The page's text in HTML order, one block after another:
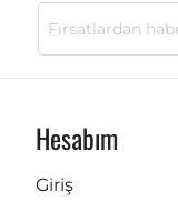
Hesabım
Giriş